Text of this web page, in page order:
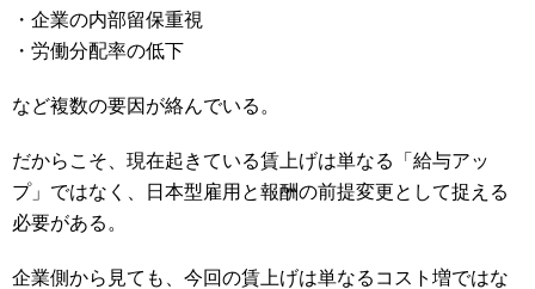
・企業の内部留保重視
・労働分配率の低下
など複数の要因が絡んでいる。
だからこそ、現在起きている賃上げは単なる「給与アッ
プ」ではなく、日本型雇用と報酬の前提変更として捉える
必要がある。
企業側から見ても、今回の賃上げは単なるコスト増ではな